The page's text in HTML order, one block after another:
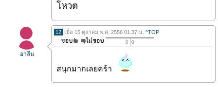
โหวต
อาลีน
12 เมื่อ 15 ตุลาคม พ.ศ. 2556 01.37 น. ^TOP
0 0
สนุกมากเลยคร้า